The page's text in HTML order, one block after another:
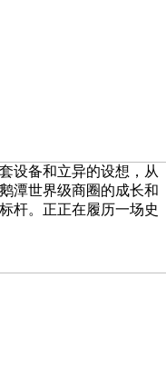
设备和立异的设想，从
潭世界级商圈的成长和
杆。正正在履历一场史